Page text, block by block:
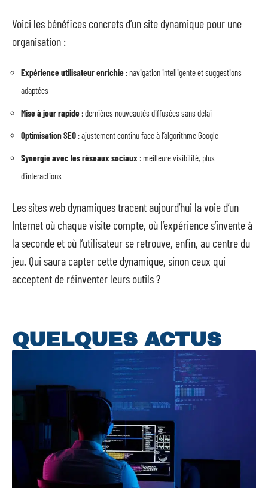
Voici les bénéfices concrets d’un site dynamique pour une
organisation :
Expérience utilisateur enrichie : navigation intelligente et suggestions
adaptées
Mise à jour rapide : dernières nouveautés diffusées sans délai
Optimisation SEO : ajustement continu face à l’algorithme Google
Synergie avec les réseaux sociaux : meilleure visibilité, plus
d’interactions
Les sites web dynamiques tracent aujourd’hui la voie d’un
Internet où chaque visite compte, où l’expérience s’invente à
la seconde et où l’utilisateur se retrouve, enfin, au centre du
jeu. Qui saura capter cette dynamique, sinon ceux qui
acceptent de réinventer leurs outils ?
QUELQUES ACTUS